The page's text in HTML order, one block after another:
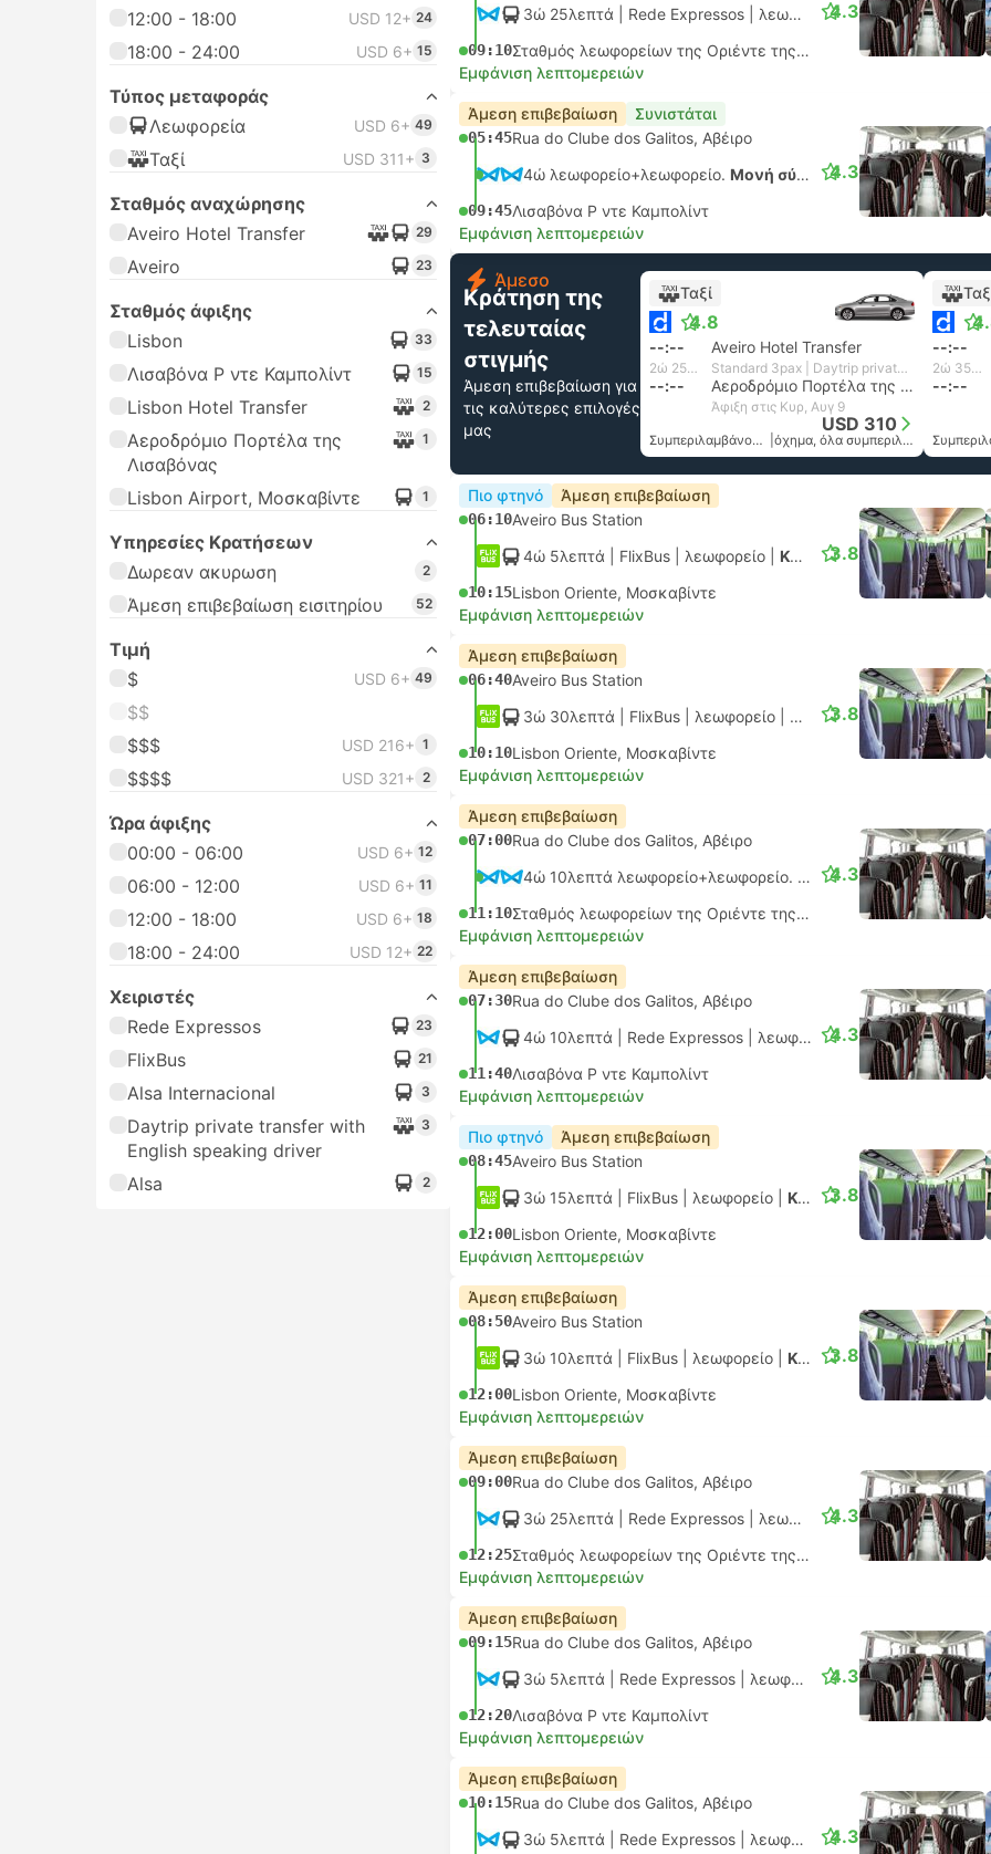
12:00 - 18:00 USD 12+ 24
18:00 - 24:00 USD 6+ 15
Τύπος μεταφοράς
Λεωφορεία
USD 6+ 49
Ταξί USD 311+ 3
Σταθμός αναχώρησης
Aveiro Hotel Transfer
29
Aveiro 23
Σταθμός άφιξης
Lisbon
33
Λισαβόνα Ρ ντε Καμπολίντ 15
Lisbon Hotel Transfer 2
Αεροδρόμιο Πορτέλα της
Λισαβόνας
1
Lisbon Airport, Μοσκαβίντε 1
Υπηρεσίες Κρατήσεων
Δωρεαν ακυρωση
2
Άμεση επιβεβαίωση εισιτηρίου 52
Τιμή
$
USD 6+ 49
$$
$$$
USD 216+ 1
$$$$ USD 321+ 2
Ώρα άφιξης
00:00 - 06:00
USD 6+ 12
06:00 - 12:00 USD 6+ 11
12:00 - 18:00 USD 6+ 18
18:00 - 24:00 USD 12+ 22
Χειριστές
Rede Expressos
23
FlixBus 21
Alsa Internacional 3
Daytrip private transfer with
English speaking driver
3
Alsa 2
3ώ 25λεπτά | Rede Expressos λεωφορείο |Κανονικό AC
09:10 Σταθμός λεωφορείων της Οριέντε της Λισαβόνας, Μοσκαβίντε
4.3
Εμφάνιση λεπτομερειών
Άμεση επιβεβαίωση Συνιστάται
05:45Rua do Clube dos Galitos, Αβέιρο
4ώ λεωφορείο+λεωφορείο. Μονή σύνδεση
09:45Λισαβόνα Ρ ντε Καμπολίντ
4.3
Εμφάνιση λεπτομερειών
Άμεσο
Κράτηση της
τελευταίας
στιγμής
Άμεση επιβεβαίωση για
τις καλύτερες επιλογές
μας
Ταξί
4.8
--:-- Aveiro Hotel Transfer
2ώ 25λεπτά Standard 3pax | Daytrip private transfer with English speaking driver
--:-- Αεροδρόμιο Πορτέλα της Λισαβόνας
Άφιξη στις Κυρ, Αυγ 9
USD 310
Συμπεριλαμβάνονται οι φόροι | όχημα, όλα συμπεριλαμβανομένου
--:--
2ώ 35λεπτά
--:--
Πιο φτηνό Άμεση επιβεβαίωση
06:10Aveiro Bus Station
4ώ 5λεπτά | FlixBus λεωφορείο Κανονικό
10:15Lisbon Oriente, Μοσκαβίντε
3.8
Εμφάνιση λεπτομερειών
Άμεση επιβεβαίωση
06:40Aveiro Bus Station
3ώ 30λεπτά | FlixBus λεωφορείο Κανονικό
10:10Lisbon Oriente, Μοσκαβίντε
3.8
Εμφάνιση λεπτομερειών
Άμεση επιβεβαίωση
07:00Rua do Clube dos Galitos, Αβέιρο
4ώ 10λεπτά λεωφορείο+λεωφορείο.
Μονή σύνδεση
11:10 Σταθμός λεωφορείων της Οριέντε της Λισαβόνας, Μοσκαβίντε
4.3
Εμφάνιση λεπτομερειών
Άμεση επιβεβαίωση
07:30Rua do Clube dos Galitos, Αβέιρο
4ώ 10λεπτά | Rede Expressos λεωφορείο |Κανονικό AC
11:40Λισαβόνα Ρ ντε Καμπολίντ
4.3
Εμφάνιση λεπτομερειών
Πιο φτηνό Άμεση επιβεβαίωση
08:45Aveiro Bus Station
3ώ 15λεπτά | FlixBus λεωφορείο Κανονικό
12:00Lisbon Oriente, Μοσκαβίντε
3.8
Εμφάνιση λεπτομερειών
Άμεση επιβεβαίωση
08:50Aveiro Bus Station
3ώ 10λεπτά | FlixBus λεωφορείο Κανονικό
12:00Lisbon Oriente, Μοσκαβίντε
3.8
Εμφάνιση λεπτομερειών
Άμεση επιβεβαίωση
09:00Rua do Clube dos Galitos, Αβέιρο
3ώ 25λεπτά | Rede Expressos λεωφορείο |Κανονικό AC
12:25 Σταθμός λεωφορείων της Οριέντε της Λισαβόνας, Μοσκαβίντε
4.3
Εμφάνιση λεπτομερειών
Άμεση επιβεβαίωση
09:15Rua do Clube dos Galitos, Αβέιρο
3ώ 5λεπτά | Rede Expressos λεωφορείο |Κανονικό AC
12:20Λισαβόνα Ρ ντε Καμπολίντ
4.3
Εμφάνιση λεπτομερειών
Άμεση επιβεβαίωση
10:15Rua do Clube dos Galitos, Αβέιρο
3ώ 5λεπτά | Rede Expressos λεωφορείο |Κανονικό AC
4.3